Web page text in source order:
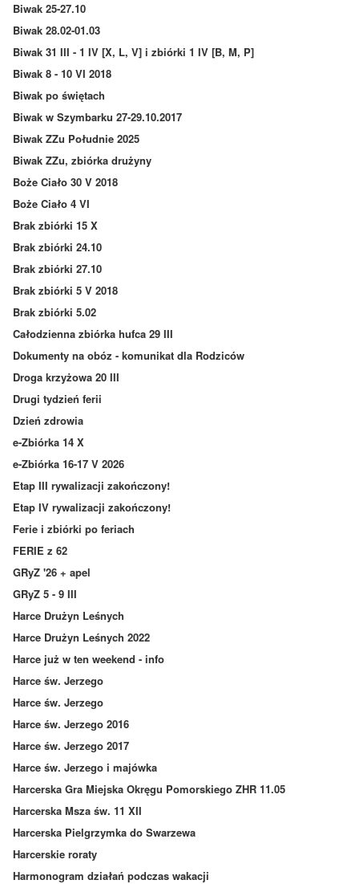
Biwak 25-27.10
Biwak 28.02-01.03
Biwak 31 III - 1 IV [X, L, V] i zbiórki 1 IV [B, M, P]
Biwak 8 - 10 VI 2018
Biwak po świętach
Biwak w Szymbarku 27-29.10.2017
Biwak ZZu Południe 2025
Biwak ZZu, zbiórka drużyny
Boże Ciało 30 V 2018
Boże Ciało 4 VI
Brak zbiórki 15 X
Brak zbiórki 24.10
Brak zbiórki 27.10
Brak zbiórki 5 V 2018
Brak zbiórki 5.02
Całodzienna zbiórka hufca 29 III
Dokumenty na obóz - komunikat dla Rodziców
Droga krzyżowa 20 III
Drugi tydzień ferii
Dzień zdrowia
e-Zbiórka 14 X
e-Zbiórka 16-17 V 2026
Etap III rywalizacji zakończony!
Etap IV rywalizacji zakończony!
Ferie i zbiórki po feriach
FERIE z 62
GRyZ '26 + apel
GRyZ 5 - 9 III
Harce Drużyn Leśnych
Harce Drużyn Leśnych 2022
Harce już w ten weekend - info
Harce św. Jerzego
Harce św. Jerzego
Harce św. Jerzego 2016
Harce św. Jerzego 2017
Harce św. Jerzego i majówka
Harcerska Gra Miejska Okręgu Pomorskiego ZHR 11.05
Harcerska Msza św. 11 XII
Harcerska Pielgrzymka do Swarzewa
Harcerskie roraty
Harmonogram działań podczas wakacji